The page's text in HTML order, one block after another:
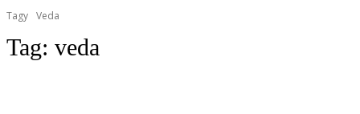
Tagy Veda
Tag: veda